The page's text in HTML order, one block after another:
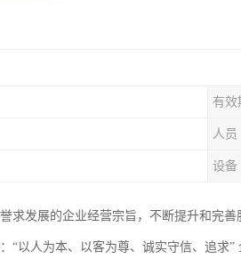
有效
人员
设备
求发展的企业经营宗旨，不断提升和完
“以人为本、以客为尊、诚实守信、追求